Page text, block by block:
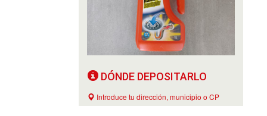
DÓNDE DEPOSITARLO
Introduce tu dirección, municipio o CP